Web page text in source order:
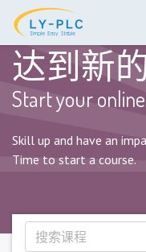
达到新
Start your
Skill up and have an
Time to start a course.